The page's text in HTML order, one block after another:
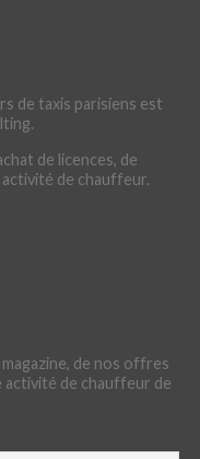
de taxis parisiens est
de licences, de
de chauffeur.
de nos offres
activité de chauffeur de